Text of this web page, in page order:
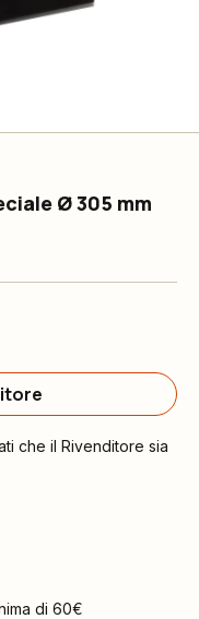
Ø 305 mm
che il Rivenditore sia
di 60€